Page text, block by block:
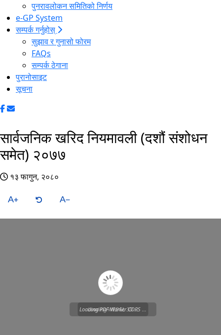
पुनरावलोकन समितिको निर्णय
e-GP System
सम्पर्क गर्नुहोस्
सुझाव र गुनासो फोरम
FAQs
सम्पर्क ठेगाना
पुरानोसाइट
सूचना
सार्वजनिक खरिद नियमावली (दशौं संशोधन
समेत) २०७७
१३ फागुन, २०८०
A A
Loading WEBGL 3D ...
Loading PDF Worker CORS ...